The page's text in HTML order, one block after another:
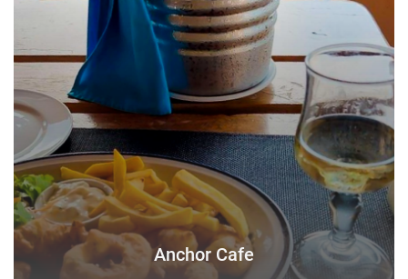
Anchor Cafe